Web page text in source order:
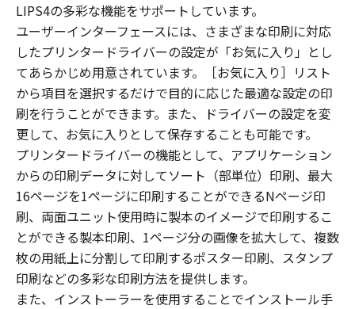
LIPS4の多彩な機能をサポートしています。
ユーザーインターフェースには、さまざまな印刷に対応
したプリンタードライバーの設定が「お気に入り」とし
てあらかじめ用意されています。［お気に入り］リスト
から項目を選択するだけで目的に応じた最適な設定の印
刷を行うことができます。また、ドライバーの設定を変
更して、お気に入りとして保存することも可能です。
プリンタードライバーの機能として、アプリケーション
からの印刷データに対してソート（部単位）印刷、最大
16ページを1ページに印刷することができるNページ印
刷、両面ユニット使用時に製本のイメージで印刷するこ
とができる製本印刷、1ページ分の画像を拡大して、複数
枚の用紙上に分割して印刷するポスター印刷、スタンプ
印刷などの多彩な印刷方法を提供します。
また、インストーラーを使用することでインストール手